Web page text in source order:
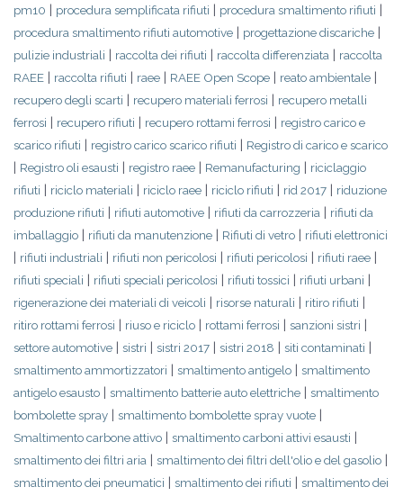
pm10 | procedura semplificata rifiuti | procedura smaltimento rifiuti |
procedura smaltimento rifiuti automotive | progettazione discariche |
pulizie industriali | raccolta dei rifiuti | raccolta differenziata | raccolta
RAEE | raccolta rifiuti | raee | RAEE Open Scope | reato ambientale |
recupero degli scarti | recupero materiali ferrosi | recupero metalli
ferrosi | recupero rifiuti | recupero rottami ferrosi | registro carico e
scarico rifiuti | registro carico scarico rifiuti | Registro di carico e scarico
| Registro oli esausti | registro raee | Remanufacturing | riciclaggio
rifiuti | riciclo materiali | riciclo raee | riciclo rifiuti | rid 2017 | riduzione
produzione rifiuti | rifiuti automotive | rifiuti da carrozzeria | rifiuti da
imballaggio | rifiuti da manutenzione | Rifiuti di vetro | rifiuti elettronici
| rifiuti industriali | rifiuti non pericolosi | rifiuti pericolosi | rifiuti raee |
rifiuti speciali | rifiuti speciali pericolosi | rifiuti tossici | rifiuti urbani |
rigenerazione dei materiali di veicoli | risorse naturali | ritiro rifiuti |
ritiro rottami ferrosi | riuso e riciclo | rottami ferrosi | sanzioni sistri |
settore automotive | sistri | sistri 2017 | sistri 2018 | siti contaminati |
smaltimento ammortizzatori | smaltimento antigelo | smaltimento
antigelo esausto | smaltimento batterie auto elettriche | smaltimento
bombolette spray | smaltimento bombolette spray vuote |
Smaltimento carbone attivo | smaltimento carboni attivi esausti |
smaltimento dei filtri aria | smaltimento dei filtri dell'olio e del gasolio |
smaltimento dei pneumatici | smaltimento dei rifiuti | smaltimento dei